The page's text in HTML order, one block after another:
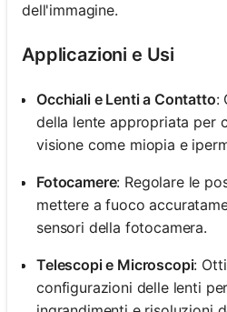
dell'immagine.
Applicazioni e Usi
Occhiali e Lenti a Contatto:
della lente appropriata per
visione come miopia e
Fotocamere: Regolare le
mettere a fuoco
sensori della fotocamera.
Telescopi e Microscopi:
configurazioni delle lenti